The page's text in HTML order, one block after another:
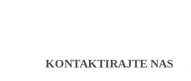
KONTAKTIRAJTE NAS